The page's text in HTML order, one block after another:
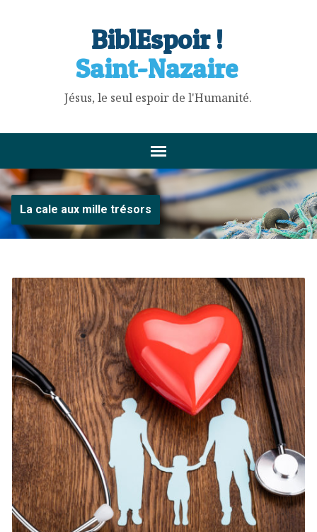
BiblEspoir !
Saint-Nazaire
Jésus, le seul espoir de l'Humanité.
La cale aux mille trésors